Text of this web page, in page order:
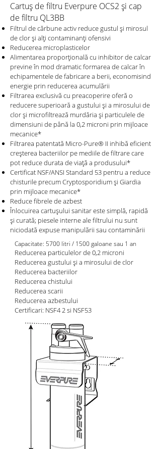
Cartuș de filtru Everpure OCS2 și cap
de filtru QL3BB
Filtrul de cărbune activ reduce gustul și mirosul
de clor și alți contaminanți ofensivi
Reducerea microplasticelor
Alimentarea proporțională cu inhibitor de calcar
previne în mod dramatic formarea de calcar în
echipamentele de fabricare a berii, economisind
energie prin reducerea acumulării
Filtrarea exclusivă cu preacoperire oferă o
reducere superioară a gustului și a mirosului de
clor și microfiltrează murdăria și particulele de
dimensiuni de până la 0,2 microni prin mijloace
mecanice*
Filtrarea patentată Micro-Pure® II inhibă eficient
creșterea bacteriilor pe mediile de filtrare care
pot reduce durata de viață a produsului*
Certificat NSF/ANSI Standard 53 pentru a reduce
chisturile precum Cryptosporidium și Giardia
prin mijloace mecanice*
Reduce fibrele de azbest
Înlocuirea cartuşului sanitar este simplă, rapidă
şi curată; piesele interne ale filtrului nu sunt
niciodată expuse manipulării sau contaminării
Capacitate: 5700 litri / 1500 galoane sau 1 an
Reducerea particulelor de 0,2 microni
Reducerea gustului și a mirosului de clor
Reducerea bacteriilor
Reducerea chistului
Reducerea scarii
Reducerea azbestului
Certificari: NSF42 si NSF53